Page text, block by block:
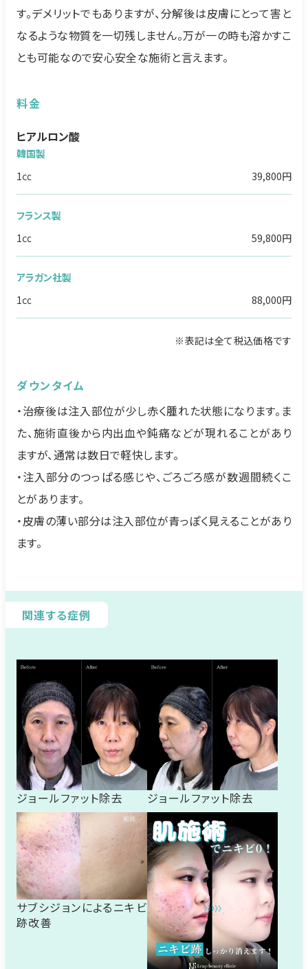
す。デメリットでもありますが、分解後は皮膚にとって害と
なるような物質を一切残しません。万が一の時も溶かすこ
とも可能なので安心安全な施術と言えます。
料金
ヒアルロン酸
韓国製
1㏄
39,800円
フランス製
1㏄
59,800円
アラガン社製
1㏄
88,000円
※表記は全て税込価格です
ダウンタイム
・治療後は注入部位が少し赤く腫れた状態になります。ま
た、施術直後から内出血や鈍痛などが現れることがあり
ますが、通常は数日で軽快します。
・注入部分のつっぱる感じや、ごろごろ感が数週間続くこ
とがあります。
・皮膚の薄い部分は注入部位が青っぽく見えることがあり
ます。
関連する症例
ジョールファット除去 ジョールファット除去
サブシジョンによるニキビ
跡改善